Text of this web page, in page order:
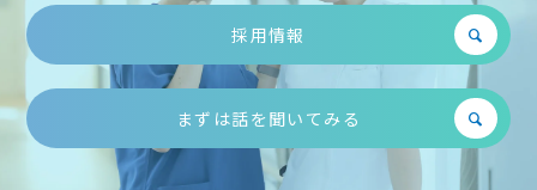
採用情報
まずは話を聞いてみる